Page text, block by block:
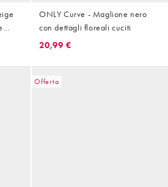
ONLY Curve - Maglione nero
con dettagli floreali cuciti
20,99 €
Offerta